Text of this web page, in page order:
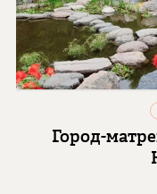
Город-